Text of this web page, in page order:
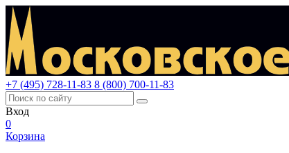
+7 (495) 728-11-83 8 (800) 700-11-83
Вход
0
Корзина